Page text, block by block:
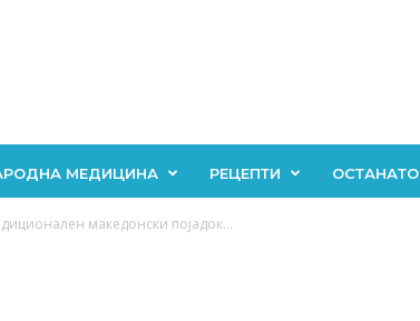
МЕДИЦИНА РЕЦЕПТИ ОСТАНАТО
македонски појадок…